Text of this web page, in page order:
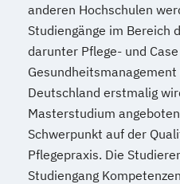
anderen Hochschulen
Studiengänge im Bereich
darunter Pflege- und
Deutschland erstmalig
Masterstudium
Schwerpunkt auf der
Pflegepraxis. Die
Studiengang